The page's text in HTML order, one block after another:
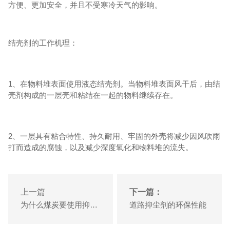
方便、更加安全，并且不受寒冷天气的影响。
结壳剂的工作机理：
1、在物料堆表面使用液态结壳剂。当物料堆表面风干后，由结
壳剂构成的一层壳和粘结在一起的物料继续存在。
2、一层具有粘合特性、持久耐用、牢固的外壳将减少因风吹雨
打而造成的腐蚀，以及减少深度氧化和物料堆的流失。
上一篇
为什么煤炭要使用抑尘防自燃剂？
下一篇：
道路抑尘剂的环保性能